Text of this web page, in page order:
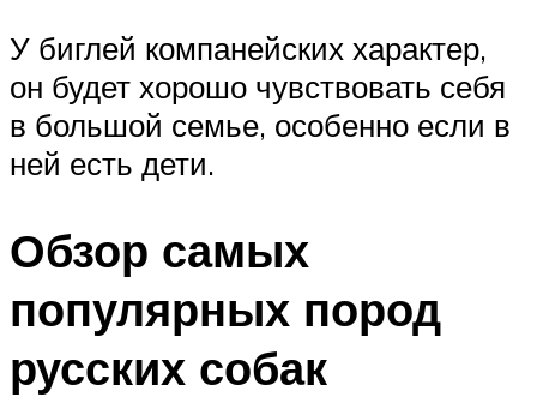
У биглей компанейских характер,
он будет хорошо чувствовать себя
в большой семье, особенно если в
ней есть дети.
Обзор самых
популярных пород
русских собак